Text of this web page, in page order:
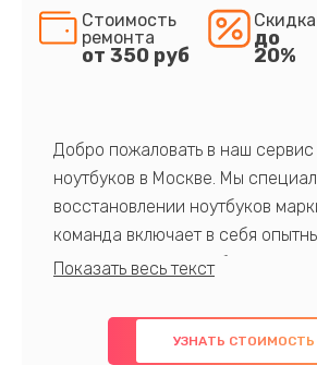
Стоимость
ремонта
от 350 руб
Скидка
до
20%
Добро пожаловать в наш
ноутбуков в Москве. Мы
восстановлении ноутбуков
команда включает в себя
профессионалов с обширными
предлагаем быстрый и
использованием оригинальных
УЗНАТЬ СТОИМОСТЬ